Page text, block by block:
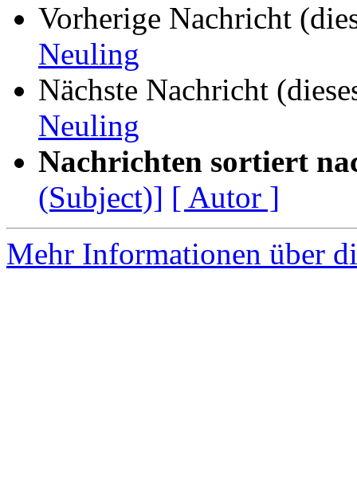
Vorherige Nachricht
Neuling
Nächste Nachricht
Neuling
Nachrichten sortiert
(Subject)] [ Autor ]
Mehr Informationen über